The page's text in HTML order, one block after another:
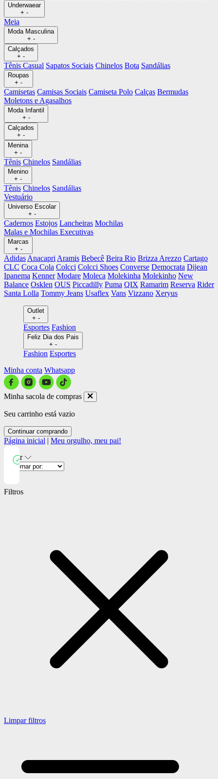
Underwaear
+ -
Meia
Moda Masculina
+ -
Calçados
+ -
Tênis Casual Sapatos Sociais Chinelos Bota Sandálias
Roupas
+ -
Camisetas Camisas Sociais Camiseta Polo Calças Bermudas
Moletons e Agasalhos
Moda Infantil
+ -
Calçados
+ -
Menina
+ -
Tênis Chinelos Sandálias
Menino
+ -
Tênis Chinelos Sandálias
Vestuário
Universo Escolar
+ -
Cadernos Estojos Lancheiras Mochilas
Malas e Mochilas Executivas
Marcas
+ -
Adidas Anacapri Aramis Bebecê Beira Rio Brizza Arezzo Cartago
CLC Coca Cola Colcci Colcci Shoes Converse Democrata Dijean
Ipanema Kenner Modare Moleca Molekinha Molekinho New
Balance Osklen OUS Piccadilly Puma QIX Ramarim Reserva Rider
Santa Lolla Tommy Jeans Usaflex Vans Vizzano Xeryus
Outlet
+ -
Esportes Fashion
Feliz Dia dos Pais
+ -
Fashion Esportes
Minha conta Whatsapp
Minha sacola de compras
Seu carrinho está vazio
Continuar comprando
Página inicial | Meu orgulho, meu pai!
Filtrar
Filtros
Limpar filtros